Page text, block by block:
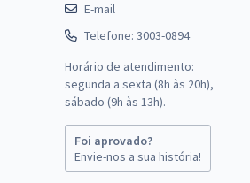
E-mail
Telefone: 3003-0894
Horário de atendimento:
segunda a sexta (8h às 20h),
sábado (9h às 13h).
Foi aprovado?
Envie-nos a sua história!